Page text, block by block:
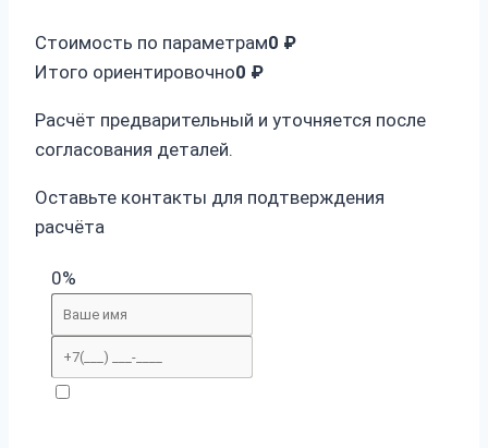
Стоимость по параметрам0 ₽
Итого ориентировочно0 ₽
Расчёт предварительный и уточняется после
согласования деталей.
Оставьте контакты для подтверждения
расчёта
0%